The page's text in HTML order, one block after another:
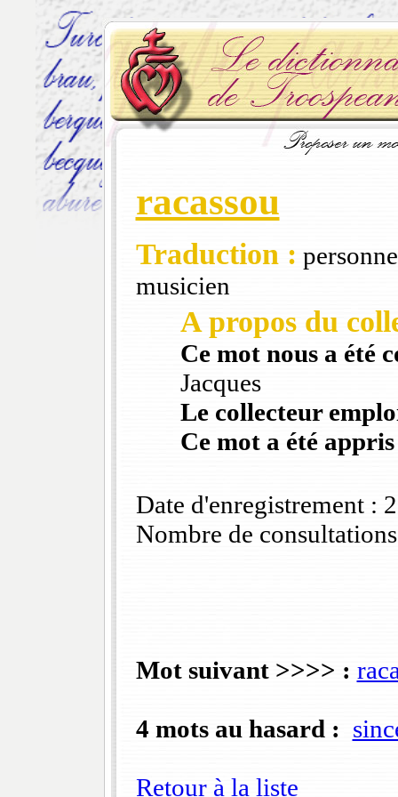
racassou
Traduction :
musicien
A propos du
Ce mot nous a été
Jacques
Le collecteur
Ce mot a été
Date d'enregistrement :
Nombre de
Mot suivant >>>> :
4 mots au hasard :
Retour à la liste